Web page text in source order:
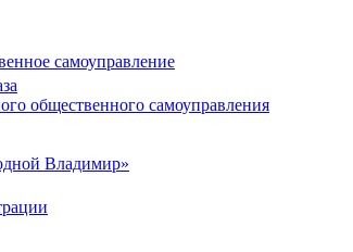
самоуправление
общественного самоуправления
Владимир»